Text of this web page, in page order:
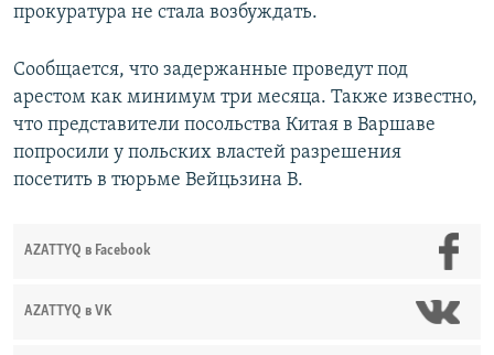
прокуратура не стала возбуждать.
Сообщается, что задержанные проведут под
арестом как минимум три месяца. Также известно,
что представители посольства Китая в Варшаве
попросили у польских властей разрешения
посетить в тюрьме Вейцьзина В.
AZATTYQ в Facebook
AZATTYQ в VK